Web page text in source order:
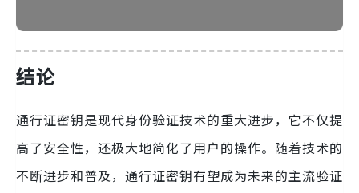
结论
通行证密钥是现代身份验证技术的重大进步，它不仅提
高了安全性，还极大地简化了用户的操作。随着技术的
不断进步和普及，通行证密钥有望成为未来的主流验证